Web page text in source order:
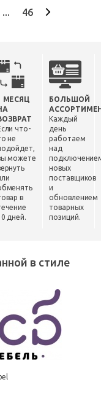
... 46
МЕСЯЦ
что-
не
можете
в
дней.
БОЛЬШОЙ
Каждый
день
работаем
над
новых
поставщиков
и
обновлением
товарных
позиций.
в стиле